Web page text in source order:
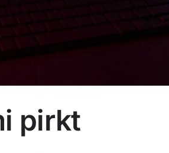
pirkt